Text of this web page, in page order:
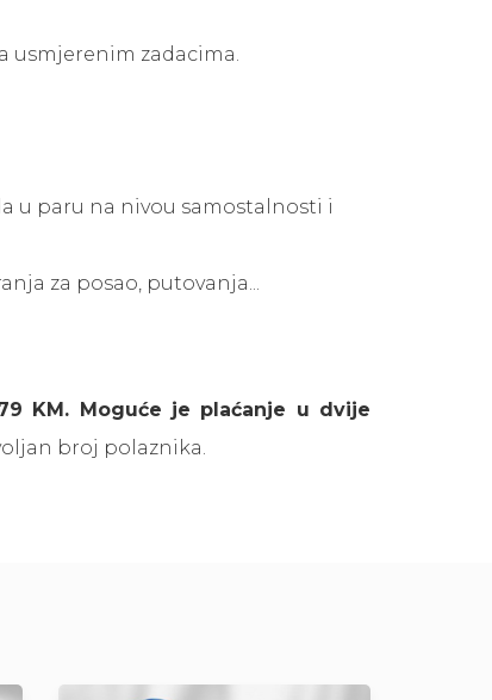
usmjerenim zadacima.
u paru na nivou samostalnosti i
za posao, putovanja...
KM. Moguće je plaćanje u dvije
broj polaznika.